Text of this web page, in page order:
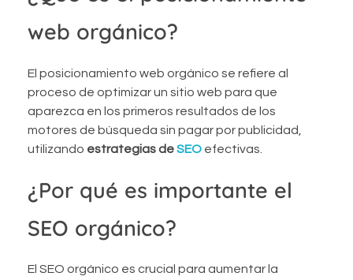
web orgánico?
El posicionamiento web orgánico se refiere al
proceso de optimizar un sitio web para que
aparezca en los primeros resultados de los
motores de búsqueda sin pagar por publicidad,
utilizando estrategias deSEO efectivas.
¿Por qué es importante el
SEO orgánico?
El SEO orgánico es crucial para aumentar la